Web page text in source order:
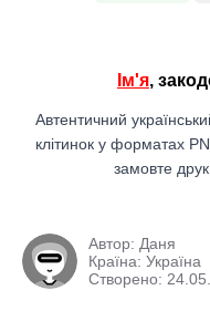
Ім'я,
Автентичний
клітинок у форматах
замовте
Автор: Даня
Країна: Україна
Створено: